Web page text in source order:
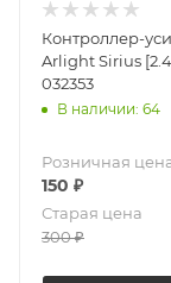
Контроллер-
Arlight Sirius
032353
В наличии: 64
Розничная
150 ₽
Старая цена
300₽